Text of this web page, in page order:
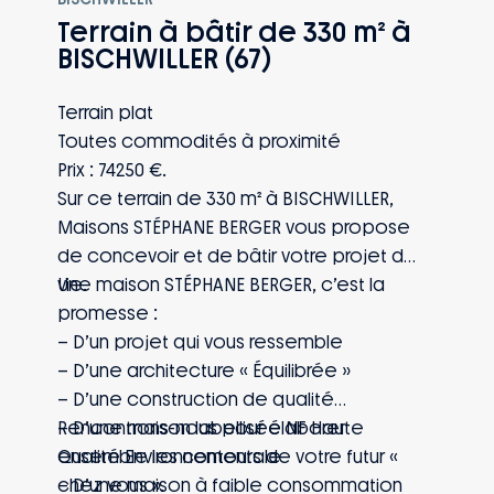
couvre de la signature jusqu’à 10 ans
après la réception : naissance, mutation,
famille êtes protégés, quoi qu’il arrive.
Terrain à bâtir de 330 m² à
BISCHWILLER (67)
Terrain plat
Toutes commodités à proximité
Prix : 74250 €.
Sur ce terrain de 330 m² à BISCHWILLER,
Maisons STÉPHANE BERGER vous propose
de concevoir et de bâtir votre projet de
vie.
Une maison STÉPHANE BERGER, c’est la
promesse :
– D’un projet qui vous ressemble
– D’une architecture « Équilibrée »
– D’une construction de qualité
– D’une maison labellisée NF Haute
Qualité Environnementale
– D’une maison à faible consommation
Rencontrons-nous pour élaborer
ensemble les contours de votre futur «
chez vous ».